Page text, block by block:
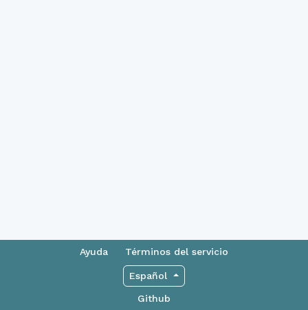
Ayuda Términos del servicio
Español
Github